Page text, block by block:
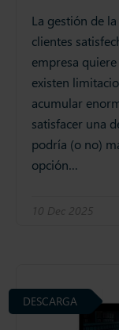
La gestión de
clientes
empresa
existen
acumular
satisfacer una
podría (o no)
opción…
10 Dec 2025
DESCARGA